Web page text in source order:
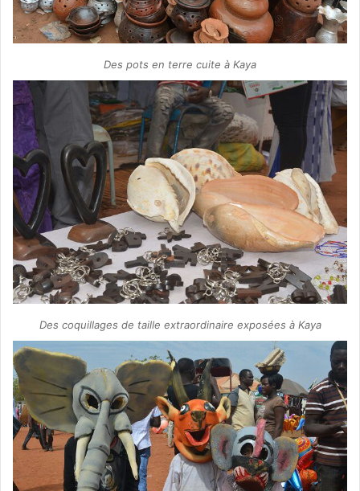
Des pots en terre cuite à Kaya
Des coquillages de taille extraordinaire exposées à Kaya